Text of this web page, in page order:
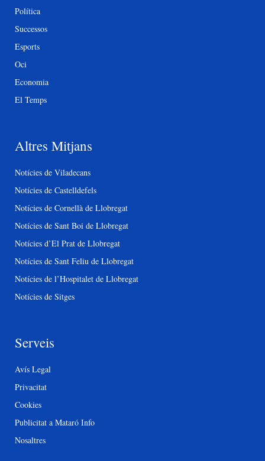
Política
Successos
Esports
Oci
Economia
El Temps
Altres Mitjans
Notícies de Viladecans
Notícies de Castelldefels
Notícies de Cornellà de Llobregat
Notícies de Sant Boi de Llobregat
Notícies d’El Prat de Llobregat
Notícies de Sant Feliu de Llobregat
Notícies de l’Hospitalet de Llobregat
Notícies de Sitges
Serveis
Avís Legal
Privacitat
Cookies
Publicitat a Mataró Info
Nosaltres